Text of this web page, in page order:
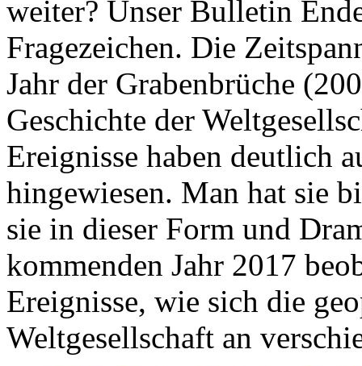
weiter? Unser Bulletin
Fragezeichen. Die
Jahr der Grabenbrüche
Geschichte der
Ereignisse haben deutlich
hingewiesen. Man hat sie
sie in dieser Form und
kommenden Jahr 2017
Ereignisse, wie sich die
Weltgesellschaft an